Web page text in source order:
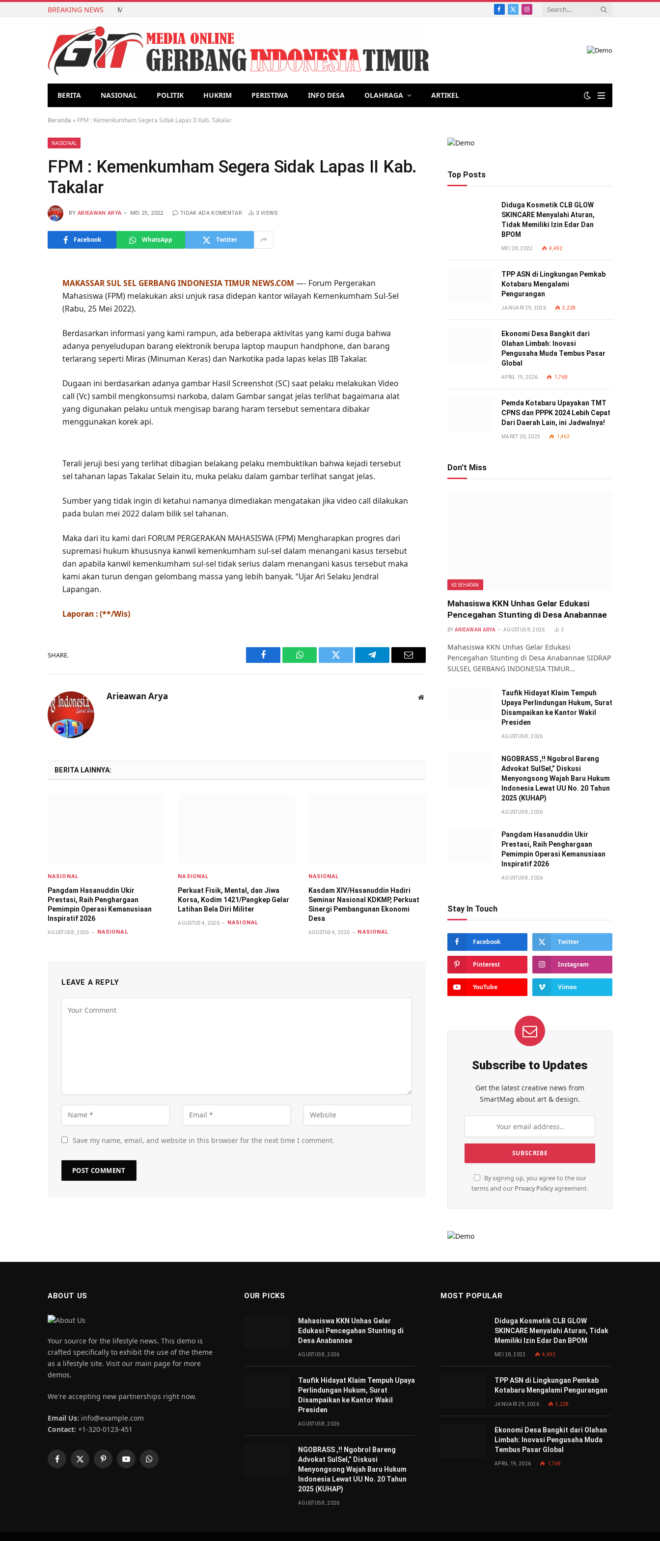
BREAKING NEWS Mahasiswa KKN Unhas Gelar Edukasi Pencegahan Stunting di Desa Anabannae Facebook
X
Instagram
BERITA NASIONAL POLITIK HUKRIM PERISTIWA INFO DESA OLAHRAGA ARTIKEL
Beranda » FPM : Kemenkumham Segera Sidak Lapas II Kab. Takalar
NASIONAL
FPM : Kemenkumham Segera Sidak Lapas II Kab.
Takalar
BY ARIEAWAN ARYA MEI 25, 2022 TIDAK ADA KOMENTAR 3 VIEWS
Facebook WhatsApp Twitter
MAKASSAR SUL SEL GERBANG INDONESIA TIMUR NEWS.COM —- Forum Pergerakan
Mahasiswa (FPM) melakukan aksi unjuk rasa didepan kantor wilayah Kemenkumham Sul-Sel
(Rabu, 25 Mei 2022).
Berdasarkan informasi yang kami rampun, ada beberapa aktivitas yang kami duga bahwa
adanya penyeludupan barang elektronik berupa laptop maupun handphone, dan barang
terlarang seperti Miras (Minuman Keras) dan Narkotika pada lapas kelas IIB Takalar.
Dugaan ini berdasarkan adanya gambar Hasil Screenshot (SC) saat pelaku melakukan Video
call (Vc) sambil mengkonsumsi narkoba, dalam Gambar sangat jelas terlihat bagaimana alat
yang digunakan pelaku untuk mengisap barang haram tersebut sementara dibakar
menggunakan korek api.
Terali jeruji besi yang terlihat dibagian belakang pelaku membuktikan bahwa kejadi tersebut
sel tahanan lapas Takalar. Selain itu, muka pelaku dalam gambar terlihat sangat jelas.
Sumber yang tidak ingin di ketahui namanya dimediakan mengatakan jika video call dilakukan
pada bulan mei 2022 dalam bilik sel tahanan.
Maka dari itu kami dari FORUM PERGERAKAN MAHASISWA (FPM) Mengharapkan progres dari
supremasi hukum khususnya kanwil kemenkumham sul-sel dalam menangani kasus tersebut
dan apabila kanwil kemenkumham sul-sel tidak serius dalam menangani kasus tersebut maka
kami akan turun dengan gelombang massa yang lebih banyak. “Ujar Ari Selaku Jendral
Lapangan.
Laporan : (**/Wis)
SHARE.
Facebook WhatsAppTwitter Telegram Email
Arieawan Arya Website
BERITA LAINNYA:
NASIONAL
Pangdam Hasanuddin Ukir
Prestasi, Raih Penghargaan
Pemimpin Operasi Kemanusiaan
Inspiratif 2026
AGUSTUS 8, 2026 NASIONAL
NASIONAL
Perkuat Fisik, Mental, dan Jiwa
Korsa, Kodim 1421/Pangkep Gelar
Latihan Bela Diri Militer
AGUSTUS 4, 2026 NASIONAL
NASIONAL
Kasdam XIV/Hasanuddin Hadiri
Seminar Nasional KDKMP, Perkuat
Sinergi Pembangunan Ekonomi
Desa
AGUSTUS 4, 2026 NASIONAL
LEAVE A REPLY
Save my name, email, and website in this browser for the next time I comment.
Top Posts
Diduga Kosmetik CLB GLOW
SKINCARE Menyalahi Aturan,
Tidak Memiliki Izin Edar Dan
BPOM
MEI 28, 2022 4,492
TPP ASN di Lingkungan Pemkab
Kotabaru Mengalami
Pengurangan
JANUARI 29, 2026 3,228
Ekonomi Desa Bangkit dari
Olahan Limbah: Inovasi
Pengusaha Muda Tembus Pasar
Global
APRIL 19, 2026 1,768
Pemda Kotabaru Upayakan TMT
CPNS dan PPPK 2024 Lebih Cepat
Dari Daerah Lain, ini Jadwalnya!
MARET 20, 2025 1,463
Don't Miss
KESEHATAN
Mahasiswa KKN Unhas Gelar Edukasi
Pencegahan Stunting di Desa Anabannae
BY ARIEAWAN ARYA AGUSTUS 8, 2026 3
Mahasiswa KKN Unhas Gelar Edukasi
Pencegahan Stunting di Desa Anabannae SIDRAP
SULSEL GERBANG INDONESIA TIMUR…
Taufik Hidayat Klaim Tempuh
Upaya Perlindungan Hukum, Surat
Disampaikan ke Kantor Wakil
Presiden
AGUSTUS 8, 2026
NGOBRASS ,!! Ngobrol Bareng
Advokat SulSel,” Diskusi
Menyongsong Wajah Baru Hukum
Indonesia Lewat UU No. 20 Tahun
2025 (KUHAP)
AGUSTUS 8, 2026
Pangdam Hasanuddin Ukir
Prestasi, Raih Penghargaan
Pemimpin Operasi Kemanusiaan
Inspiratif 2026
AGUSTUS 8, 2026
Stay In Touch
Facebook Twitter
Pinterest Instagram
YouTube Vimeo
Subscribe to Updates
Get the latest creative news from
SmartMag about art & design.
By signing up, you agree to the our
terms and our Privacy Policyagreement.
ABOUT US
Your source for the lifestyle news. This demo is
crafted specifically to exhibit the use of the theme
as a lifestyle site. Visit our main page for more
demos.
We're accepting new partnerships right now.
Email Us: info@example.com
Contact: +1-320-0123-451
Facebook
X
PinterestYouTubeWhatsApp
OUR PICKS
Mahasiswa KKN Unhas Gelar
Edukasi Pencegahan Stunting di
Desa Anabannae
AGUSTUS 8, 2026
Taufik Hidayat Klaim Tempuh Upaya
Perlindungan Hukum, Surat
Disampaikan ke Kantor Wakil
Presiden
AGUSTUS 8, 2026
NGOBRASS ,!! Ngobrol Bareng
Advokat SulSel,” Diskusi
Menyongsong Wajah Baru Hukum
Indonesia Lewat UU No. 20 Tahun
2025 (KUHAP)
AGUSTUS 8, 2026
MOST POPULAR
Diduga Kosmetik CLB GLOW
SKINCARE Menyalahi Aturan, Tidak
Memiliki Izin Edar Dan BPOM
MEI 28, 2022 4,492
TPP ASN di Lingkungan Pemkab
Kotabaru Mengalami Pengurangan
JANUARI 29, 2026 3,228
Ekonomi Desa Bangkit dari Olahan
Limbah: Inovasi Pengusaha Muda
Tembus Pasar Global
APRIL 19, 2026 1,768